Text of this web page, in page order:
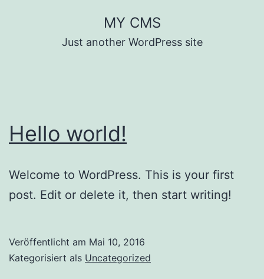
MY CMS
Just another WordPress site
Hello world!
Welcome to WordPress. This is your first
post. Edit or delete it, then start writing!
Veröffentlicht am Mai 10, 2016
Kategorisiert als Uncategorized